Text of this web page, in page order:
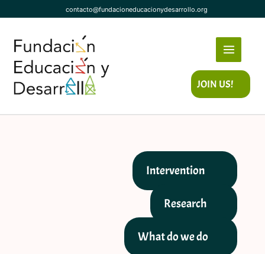
to
contacto@fundacioneducacionydesarrollo.org
JOIN US!
Intervention
Research
What do we do